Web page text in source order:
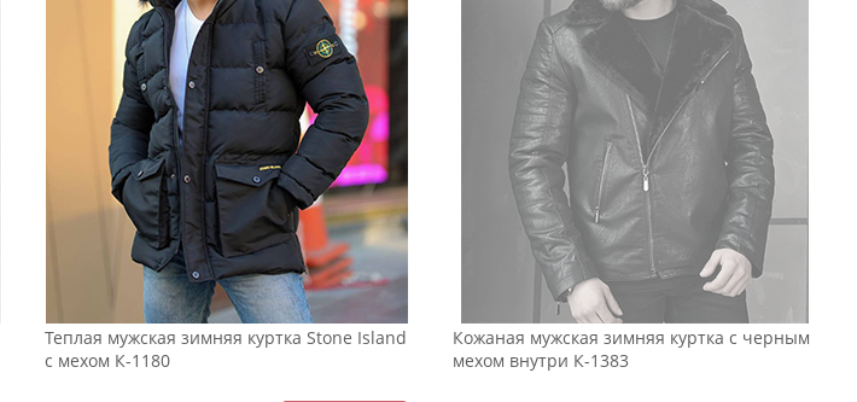
Теплая мужская зимняя куртка Stone Island
с мехом К-1180
Кожаная мужская зимняя куртка с черным
мехом внутри К-1383